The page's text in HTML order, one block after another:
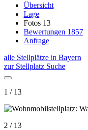
Übersicht
Lage
Fotos 13
Bewertungen 1857
Anfrage
alle Stellplätze in Bayern
zur Stellplatz Suche
1 / 13
2 / 13